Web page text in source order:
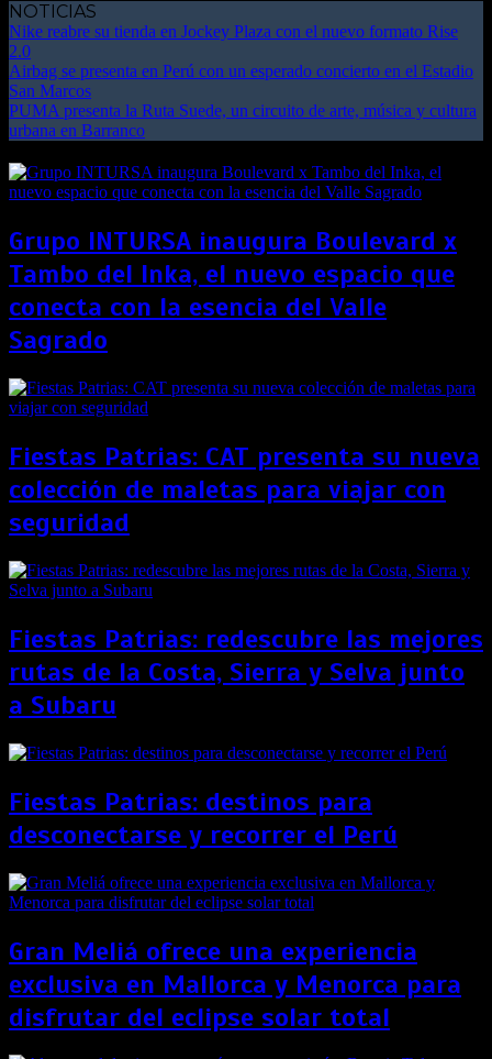
NOTICIAS
Nike reabre su tienda en Jockey Plaza con el nuevo formato Rise
2.0
Airbag se presenta en Perú con un esperado concierto en el Estadio
San Marcos
PUMA presenta la Ruta Suede, un circuito de arte, música y cultura
urbana en Barranco
Grupo INTURSA inaugura Boulevard x
Tambo del Inka, el nuevo espacio que
conecta con la esencia del Valle
Sagrado
Fiestas Patrias: CAT presenta su nueva
colección de maletas para viajar con
seguridad
Fiestas Patrias: redescubre las mejores
rutas de la Costa, Sierra y Selva junto
a Subaru
Fiestas Patrias: destinos para
desconectarse y recorrer el Perú
Gran Meliá ofrece una experiencia
exclusiva en Mallorca y Menorca para
disfrutar del eclipse solar total